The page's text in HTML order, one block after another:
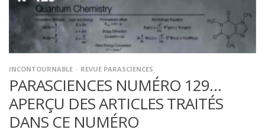
INCONTOURNABLE REVUE PARASCIENCES
PARASCIENCES NUMÉRO 129…
APERÇU DES ARTICLES TRAITÉS
DANS CE NUMÉRO